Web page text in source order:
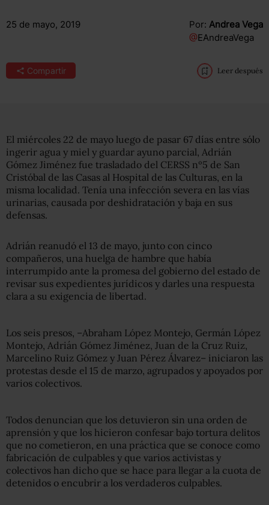
25 de mayo, 2019 Por: Andrea Vega
@EAndreaVega
Compartir Leer después
El miércoles 22 de mayo luego de pasar 67 días entre sólo
ingerir agua y miel y guardar ayuno parcial, Adrián
Gómez Jiménez fue trasladado del CERSS nº5 de San
Cristóbal de las Casas al Hospital de las Culturas, en la
misma localidad. Tenía una infección severa en las vías
urinarias, causada por deshidratación y baja en sus
defensas.
Adrián reanudó el 13 de mayo, junto con cinco
compañeros, una huelga de hambre que había
interrumpido ante la promesa del gobierno del estado de
revisar sus expedientes jurídicos y darles una respuesta
clara a su exigencia de libertad.
Los seis presos, –Abraham López Montejo, Germán López
Montejo, Adrián Gómez Jiménez, Juan de la Cruz Ruiz,
Marcelino Ruiz Gómez y Juan Pérez Álvarez– iniciaron las
protestas desde el 15 de marzo, agrupados y apoyados por
varios colectivos.
Todos denuncian que los detuvieron sin una orden de
aprensión y que los hicieron confesar bajo tortura delitos
que no cometieron, en una práctica que se conoce como
fabricación de culpables y que varios activistas y
colectivos han dicho que se hace para llegar a la cuota de
detenidos o encubrir a los verdaderos culpables.